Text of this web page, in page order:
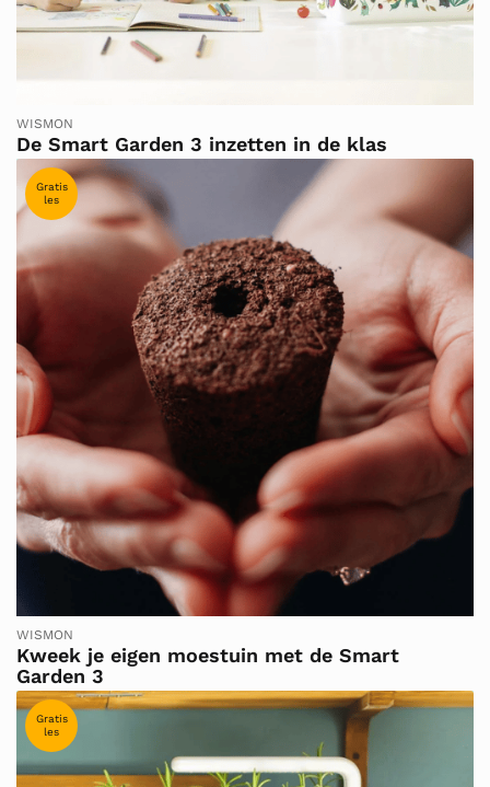
WISMON
De Smart Garden 3 inzetten in de klas
Gratis
les
WISMON
Kweek je eigen moestuin met de Smart
Garden 3
Gratis
les